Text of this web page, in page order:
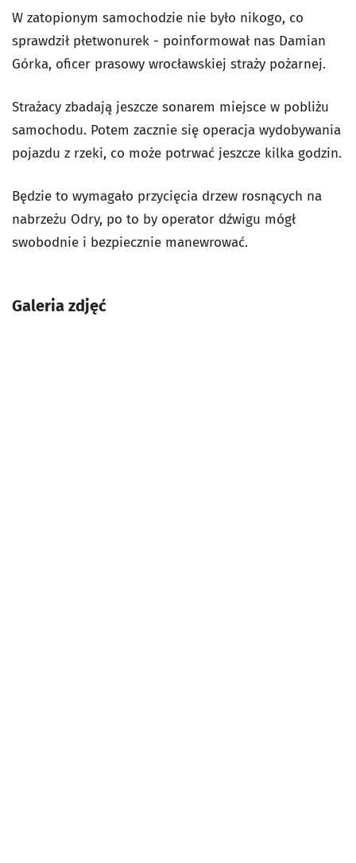
W zatopionym samochodzie nie było nikogo, co
sprawdził płetwonurek - poinformował nas Damian
Górka, oficer prasowy wrocławskiej straży pożarnej.
Strażacy zbadają jeszcze sonarem miejsce w pobliżu
samochodu. Potem zacznie się operacja wydobywania
pojazdu z rzeki, co może potrwać jeszcze kilka godzin.
Będzie to wymagało przycięcia drzew rosnących na
nabrzeżu Odry, po to by operator dźwigu mógł
swobodnie i bezpiecznie manewrować.
Galeria zdjęć